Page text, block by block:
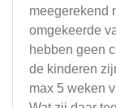
meegerekend
omgekeerde
hebben geen
de kinderen
max 5 weken